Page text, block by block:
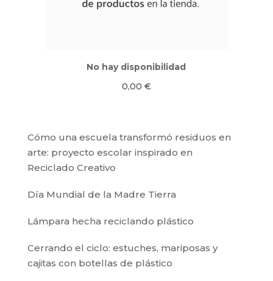
No hay disponibilidad
0,00 €
Cómo una escuela transformó residuos en
arte: proyecto escolar inspirado en
Reciclado Creativo
Día Mundial de la Madre Tierra
Lámpara hecha reciclando plástico
Cerrando el ciclo: estuches, mariposas y
cajitas con botellas de plástico